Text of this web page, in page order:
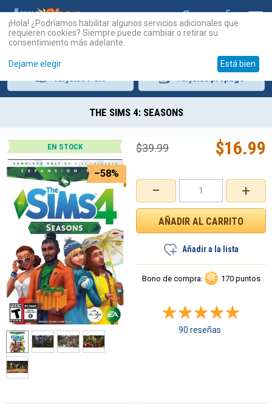
THE SIMS 4: SEASONS
EN STOCK
–58%
+
−
$16.99
$39.99
Añadir a la lista
Bono de compra: 170 puntos
90 reseñas
¡Hola! ¿Podríamos habilitar algunos servicios adicionales que
requieren cookies? Siempre puede cambiar o retirar su
consentimiento más adelante.
Dejame elegir Está bien